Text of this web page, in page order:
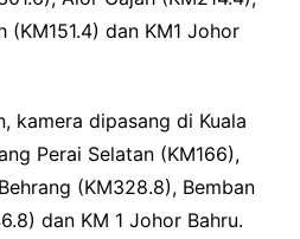
(KM151.4) dan KM1 Johor
kamera dipasang di Kuala
Perai Selatan (KM166),
(KM328.8), Bemban
dan KM 1 Johor Bahru.